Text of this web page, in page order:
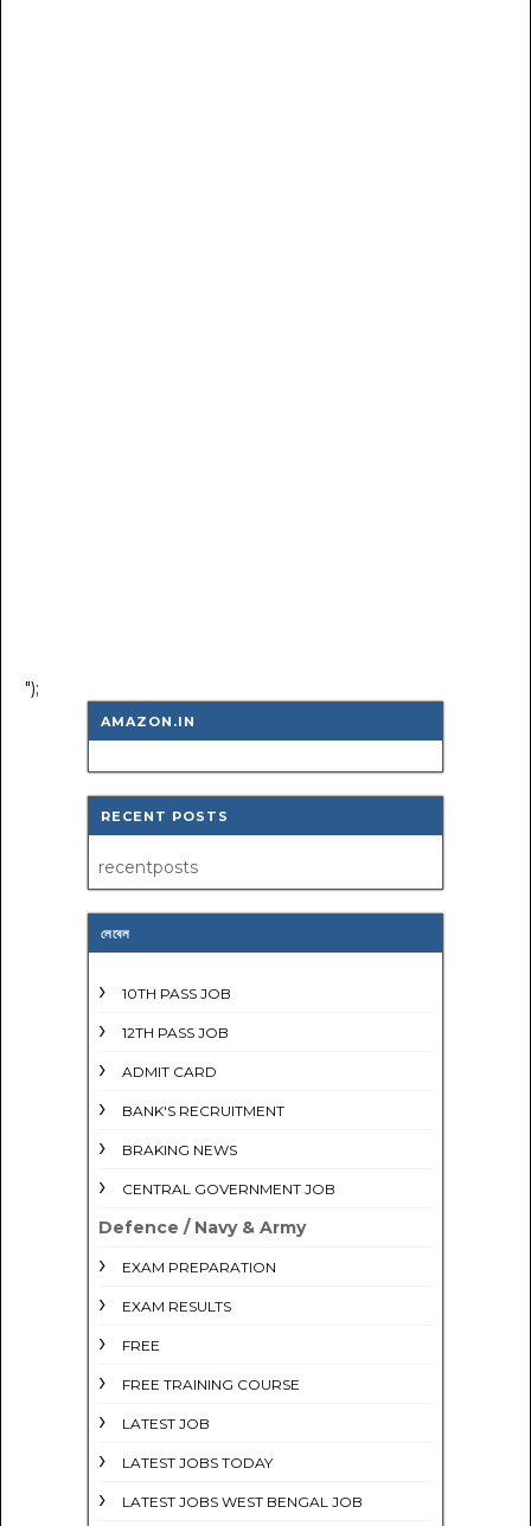
");
AMAZON.IN
RECENT POSTS
recentposts
লেবেল
10TH PASS JOB
12TH PASS JOB
ADMIT CARD
BANK'S RECRUITMENT
BRAKING NEWS
CENTRAL GOVERNMENT JOB
Defence / Navy & Army
EXAM PREPARATION
EXAM RESULTS
FREE
FREE TRAINING COURSE
LATEST JOB
LATEST JOBS TODAY
LATEST JOBS WEST BENGAL JOB